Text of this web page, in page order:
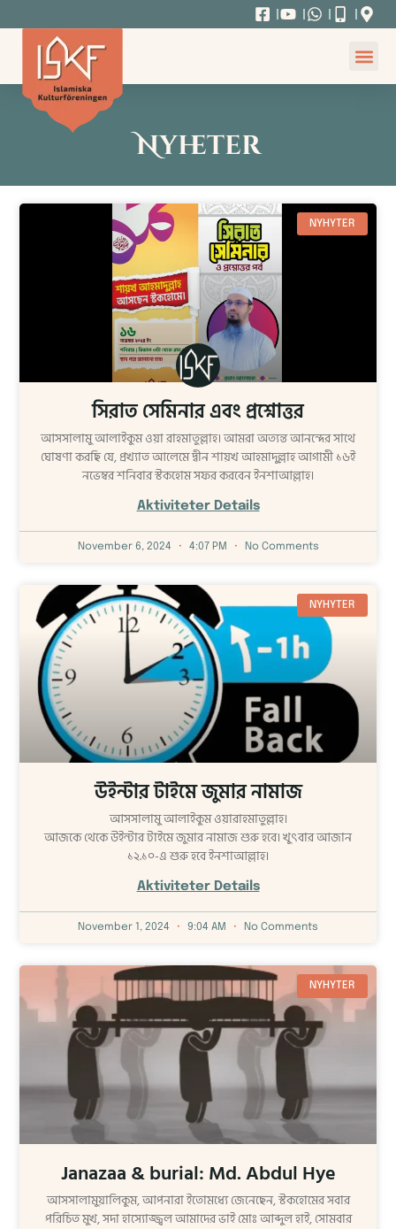
Nyheter
NYHYTER
সিরাত সেমিনার এবং প্রশ্নোত্তর
আসসালামু আলাইকুম ওয়া রাহমাতুল্লাহ। আমরা অত্যন্ত আনন্দের সাথে
ঘোষণা করছি যে, প্রখ্যাত আলেমে দ্বীন শায়খ আহমাদুল্লাহ আগামী ১৬ই
নভেম্বর শনিবার স্টকহোম সফর করবেন ইনশাআল্লাহ।
Aktiviteter Details
November 6, 2024 4:07 PM No Comments
NYHYTER
উইন্টার টাইমে জুমার নামাজ
আসসালামু আলাইকুম ওয়ারাহমাতুল্লাহ।
আজকে থেকে উইন্টার টাইমে জুমার নামাজ শুরু হবে। খুৎবার আজান
১২.১০-এ শুরু হবে ইনশাআল্লাহ।
Aktiviteter Details
November 1, 2024 9:04 AM No Comments
NYHYTER
Janazaa & burial: Md. Abdul Hye
আসসালামুয়ালিকুম, আপনারা ইতোমধ্যে জেনেছেন, স্টকহোমের সবার
পরিচিত মুখ, সদা হাস্যোজ্জ্বল আমাদের ভাই মোঃ আব্দুল হাই, সোমবার